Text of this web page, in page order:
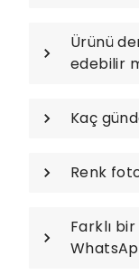
Ürünü
edebilir
Kaç
Renk
Farklı